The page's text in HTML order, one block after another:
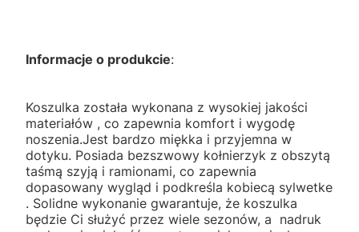
Informacje o produkcie:
Koszulka została wykonana z wysokiej jakości
materiałów , co zapewnia komfort i wygodę
noszenia.Jest bardzo miękka i przyjemna w
dotyku. Posiada bezszwowy kołnierzyk z obszytą
taśmą szyją i ramionami, co zapewnia
dopasowany wygląd i podkreśla kobiecą sylwetke
. Solidne wykonanie gwarantuje, że koszulka
będzie Ci służyć przez wiele sezonów, a nadruk